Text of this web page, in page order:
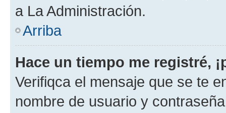
a La Administración.
Arriba
Hace un tiempo me registré,
Verifiqca el mensaje que se te
nombre de usuario y